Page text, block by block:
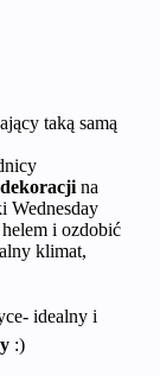
taką samą
dekoracji na
Wednesday
i ozdobić
klimat,
idealny i
:)